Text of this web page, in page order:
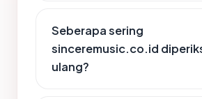
Seberapa sering
sinceremusic.co.id
ulang?